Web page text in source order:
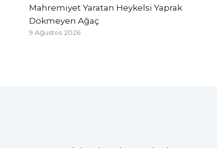
Mahremiyet Yaratan Heykelsi Yaprak
Dökmeyen Ağaç
9 Ağustos 2026